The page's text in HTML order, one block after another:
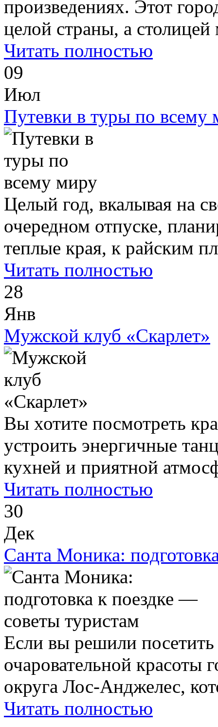
произведениях. Этот
целой страны, а
Читать полностью
09
Июл
Путевки в туры по всему
Целый год, вкалывая на
очередном отпуске,
теплые края, к райским
Читать полностью
28
Янв
Мужской клуб «Скарлет»
Вы хотите посмотреть
устроить энергичные
кухней и приятной
Читать полностью
30
Дек
Санта Моника:
Если вы решили
очаровательной красоты
округа Лос-Анджелес,
Читать полностью